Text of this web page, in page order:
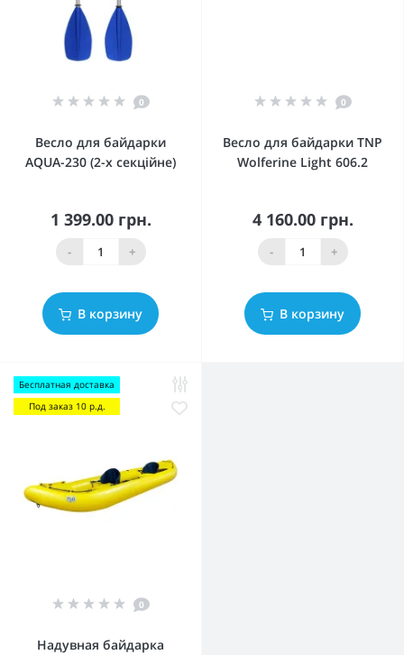
0
Весло для байдарки
AQUA-230 (2-х секційне)
1 399.00 грн.
- +
В корзину
0
Весло для байдарки TNP
Wolferine Light 606.2
4 160.00 грн.
- +
В корзину
Бесплатная доставка
Под заказ 10 р.д.
0
Надувная байдарка